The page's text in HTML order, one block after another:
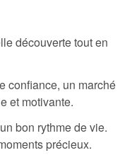
découverte tout en
confiance, un marché
et motivante.
bon rythme de vie.
précieux.